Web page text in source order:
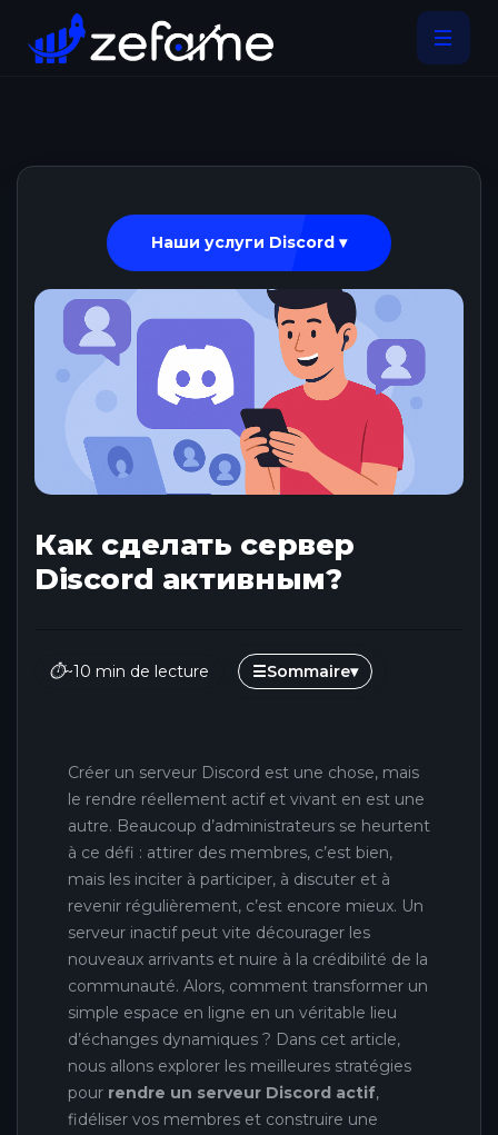
Наши услуги Discord ▾
Как сделать сервер
Discord активным?
⏱~10 min de lecture ☰Sommaire▾
Créer un serveur Discord est une chose, mais
le rendre réellement actif et vivant en est une
autre. Beaucoup d’administrateurs se heurtent
à ce défi : attirer des membres, c’est bien,
mais les inciter à participer, à discuter et à
revenir régulièrement, c’est encore mieux. Un
serveur inactif peut vite décourager les
nouveaux arrivants et nuire à la crédibilité de la
communauté. Alors, comment transformer un
simple espace en ligne en un véritable lieu
d’échanges dynamiques ? Dans cet article,
nous allons explorer les meilleures stratégies
pour rendre un serveur Discord actif,
fidéliser vos membres et construire une